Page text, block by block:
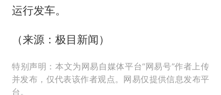
运行发车。
（来源：极目新闻）
特别声明：本文为网易自媒体平台“网易号”作者上传
并发布，仅代表该作者观点。网易仅提供信息发布平
台。